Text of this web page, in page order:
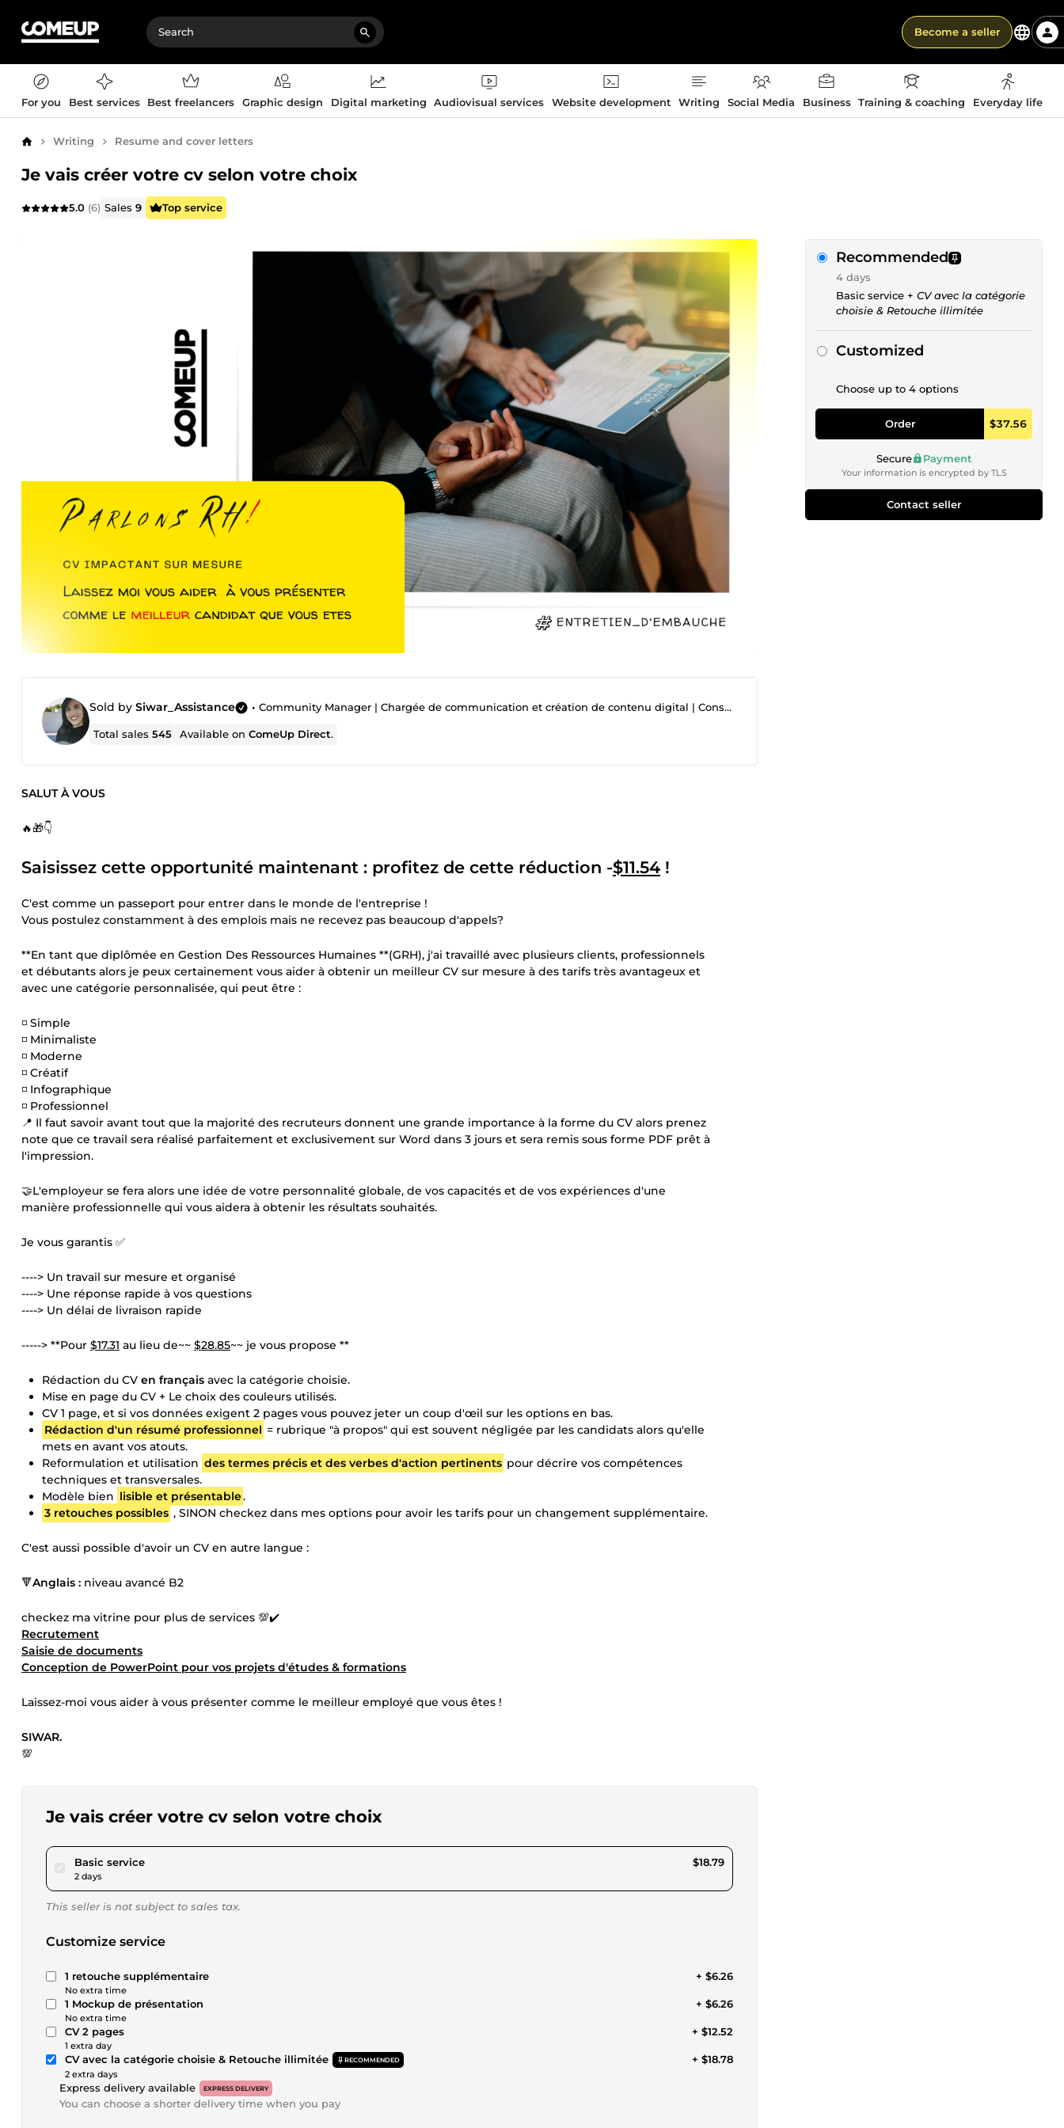
Become a seller
For you Best services Best freelancers Graphic design Digital marketing Audiovisual services Website development Writing Social Media Business Training & coaching Everyday life
Home Writing Resume and cover letters
Je vais créer votre cv selon votre choix
5.0 (6) Sales9 Top service
Sold by Siwar_Assistance • Community Manager | Chargée de communication et création de contenu digital | Conseillère académique
Total sales545 Available onComeUp Direct.
SALUT À VOUS
🔥🎁👇
Saisissez cette opportunité maintenant : profitez de cette réduction -$11.54 !
C'est comme un passeport pour entrer dans le monde de l'entreprise !
Vous postulez constamment à des emplois mais ne recevez pas beaucoup d'appels?
**En tant que diplômée en Gestion Des Ressources Humaines **(GRH), j'ai travaillé avec plusieurs clients, professionnels
et débutants alors je peux certainement vous aider à obtenir un meilleur CV sur mesure à des tarifs très avantageux et
avec une catégorie personnalisée, qui peut être :
◽ Simple
◽ Minimaliste
◽ Moderne
◽ Créatif
◽ Infographique
◽ Professionnel
📍 Il faut savoir avant tout que la majorité des recruteurs donnent une grande importance à la forme du CV alors prenez
note que ce travail sera réalisé parfaitement et exclusivement sur Word dans 3 jours et sera remis sous forme PDF prêt à
l'impression.
🤝L'employeur se fera alors une idée de votre personnalité globale, de vos capacités et de vos expériences d'une
manière professionnelle qui vous aidera à obtenir les résultats souhaités.
Je vous garantis ✅
----> Un travail sur mesure et organisé
----> Une réponse rapide à vos questions
----> Un délai de livraison rapide
-----> **Pour $17.31 au lieu de~~ $28.85~~ je vous propose **
Rédaction du CV en français avec la catégorie choisie.
Mise en page du CV + Le choix des couleurs utilisés.
CV 1 page, et si vos données exigent 2 pages vous pouvez jeter un coup d'œil sur les options en bas.
Rédaction d'un résumé professionnel = rubrique "à propos" qui est souvent négligée par les candidats alors qu'elle
mets en avant vos atouts.
Reformulation et utilisation des termes précis et des verbes d'action pertinents pour décrire vos compétences
techniques et transversales.
Modèle bien lisible et présentable.
3 retouches possibles , SINON checkez dans mes options pour avoir les tarifs pour un changement supplémentaire.
C'est aussi possible d'avoir un CV en autre langue :
🔻Anglais : niveau avancé B2
checkez ma vitrine pour plus de services 💯✔️
Recrutement
Saisie de documents
Conception de PowerPoint pour vos projets d'études & formations
Laissez-moi vous aider à vous présenter comme le meilleur employé que vous êtes !
SIWAR.
💯
Je vais créer votre cv selon votre choix
Basic servicepour $17.31
2 days
$18.79
This seller is not subject to sales tax.
Customize service
1 retouche supplémentaire
No extra time
+ $6.26
1 Mockup de présentation
No extra time
+ $6.26
CV 2 pages
1 extra day
+ $12.52
CV avec la catégorie choisie & Retouche illimitée RECOMMENDED
2 extra days
+ $18.78
Express delivery available EXPRESS DELIVERY
You can choose a shorter delivery time when you pay
Recommended
4 days
Basic service + CV avec la catégorie
choisie & Retouche illimitée
Customized
Choose up to 4 options
Order $37.56
Secure Payment
Your information is encrypted by TLS
Contact seller